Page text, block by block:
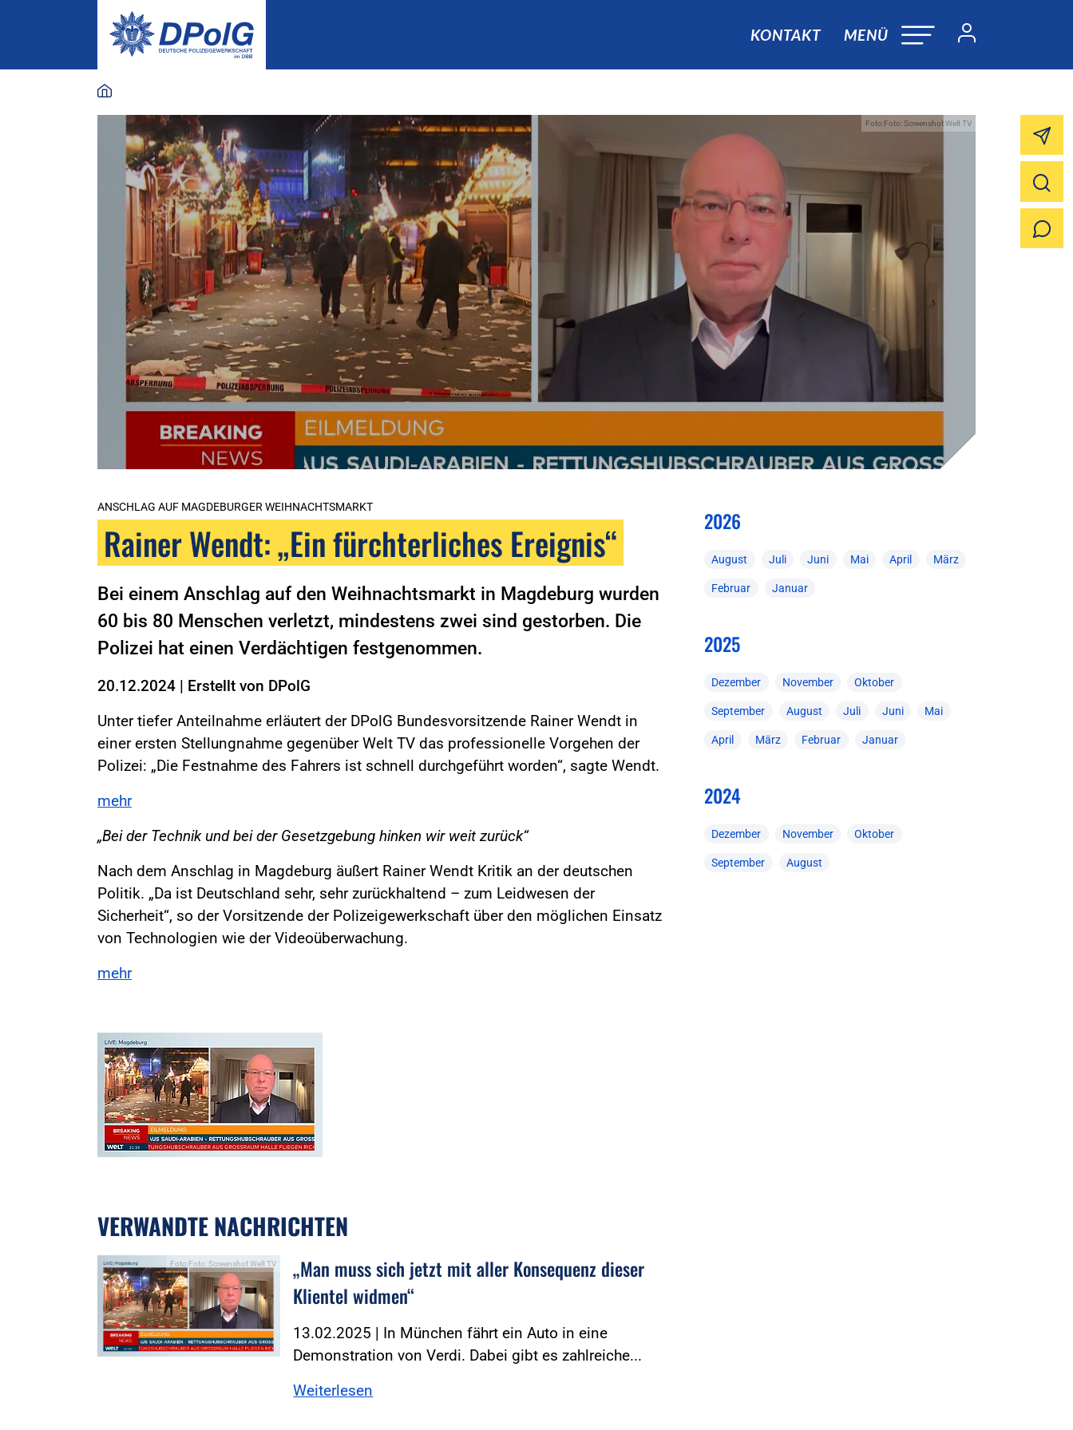
KONTAKT MENÜ
Foto:Foto: Screenshot Welt TV
ANSCHLAG AUF MAGDEBURGER WEIHNACHTSMARKT
Rainer Wendt: „Ein fürchterliches Ereignis“
Bei einem Anschlag auf den Weihnachtsmarkt in Magdeburg wurden
60 bis 80 Menschen verletzt, mindestens zwei sind gestorben. Die
Polizei hat einen Verdächtigen festgenommen.
20.12.2024 | Erstellt von DPolG
Unter tiefer Anteilnahme erläutert der DPolG Bundesvorsitzende Rainer Wendt in
einer ersten Stellungnahme gegenüber Welt TV das professionelle Vorgehen der
Polizei: „Die Festnahme des Fahrers ist schnell durchgeführt worden“, sagte Wendt.
mehr
„Bei der Technik und bei der Gesetzgebung hinken wir weit zurück“
Nach dem Anschlag in Magdeburg äußert Rainer Wendt Kritik an der deutschen
Politik. „Da ist Deutschland sehr, sehr zurückhaltend – zum Leidwesen der
Sicherheit“, so der Vorsitzende der Polizeigewerkschaft über den möglichen Einsatz
von Technologien wie der Videoüberwachung.
mehr
VERWANDTE NACHRICHTEN
Foto:Foto: Screenshot Welt TV
„Man muss sich jetzt mit aller Konsequenz dieser
Klientel widmen“
13.02.2025 | In München fährt ein Auto in eine
Demonstration von Verdi. Dabei gibt es zahlreiche...
Weiterlesen
2026
August Juli Juni Mai April März
Februar Januar
2025
Dezember November Oktober
September August Juli Juni Mai
April März Februar Januar
2024
Dezember November Oktober
September August